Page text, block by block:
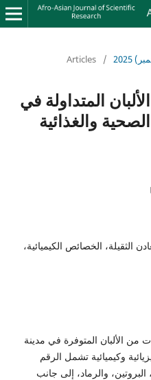
2025
/
Articles
المتداولة في
والغذائية
الثقيلة، الخصائص الكيميائية،
من الألبان المتوفرة في مدينة
وكيميائية تشمل الرقم
والرماد، إلى جانب